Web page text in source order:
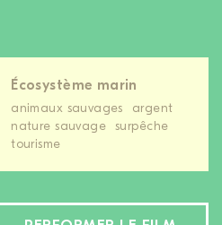
Écosystème marin
animaux sauvages
argent
nature sauvage
surpêche
tourisme